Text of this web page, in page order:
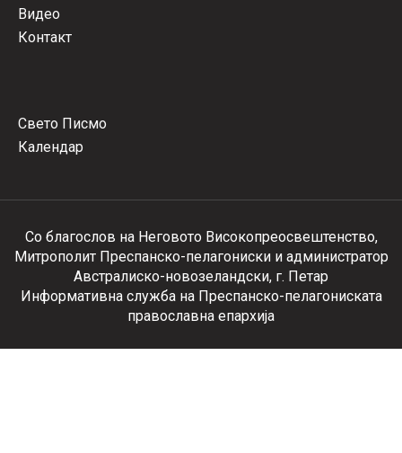
Видео
Контакт
Свето Писмо
Календар
Со благослов на Неговото Високопреосвештенство,
Митрополит Преспанско-пелагониски и администратор
Австралиско-новозеландски, г. Петар
Информативна служба на Преспанско-пелагониската
православна епархија